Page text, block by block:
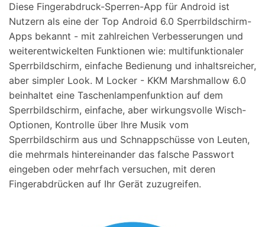
Diese Fingerabdruck-Sperren-App für Android ist
Nutzern als eine der Top Android 6.0 Sperrbildschirm-
Apps bekannt - mit zahlreichen Verbesserungen und
weiterentwickelten Funktionen wie: multifunktionaler
Sperrbildschirm, einfache Bedienung und inhaltsreicher,
aber simpler Look. M Locker - KKM Marshmallow 6.0
beinhaltet eine Taschenlampenfunktion auf dem
Sperrbildschirm, einfache, aber wirkungsvolle Wisch-
Optionen, Kontrolle über Ihre Musik vom
Sperrbildschirm aus und Schnappschüsse von Leuten,
die mehrmals hintereinander das falsche Passwort
eingeben oder mehrfach versuchen, mit deren
Fingerabdrücken auf Ihr Gerät zuzugreifen.